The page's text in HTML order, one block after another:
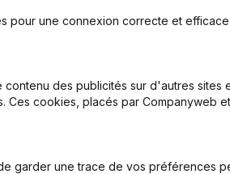
pour une connexion correcte et
des publicités sur d'autres sites
Ces cookies, placés par Companyweb
garder une trace de vos préférences